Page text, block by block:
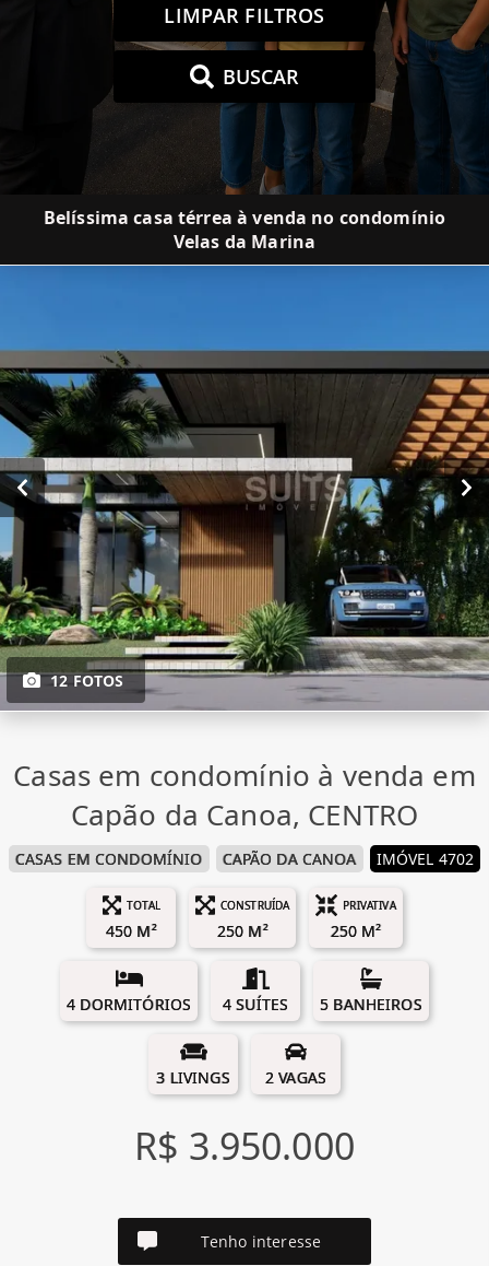
LIMPAR FILTROS
BUSCAR
Belíssima casa térrea à venda no condomínio
Velas da Marina
12 FOTOS
Casas em condomínio à venda em
Capão da Canoa, CENTRO
CASAS EM CONDOMÍNIO CAPÃO DA CANOA IMÓVEL 4702
TOTAL
450 M²
CONSTRUÍDA
250 M²
PRIVATIVA
250 M²
4 DORMITÓRIOS 4 SUÍTES 5 BANHEIROS
3 LIVINGS 2 VAGAS
R$ 3.950.000
Tenho interesse